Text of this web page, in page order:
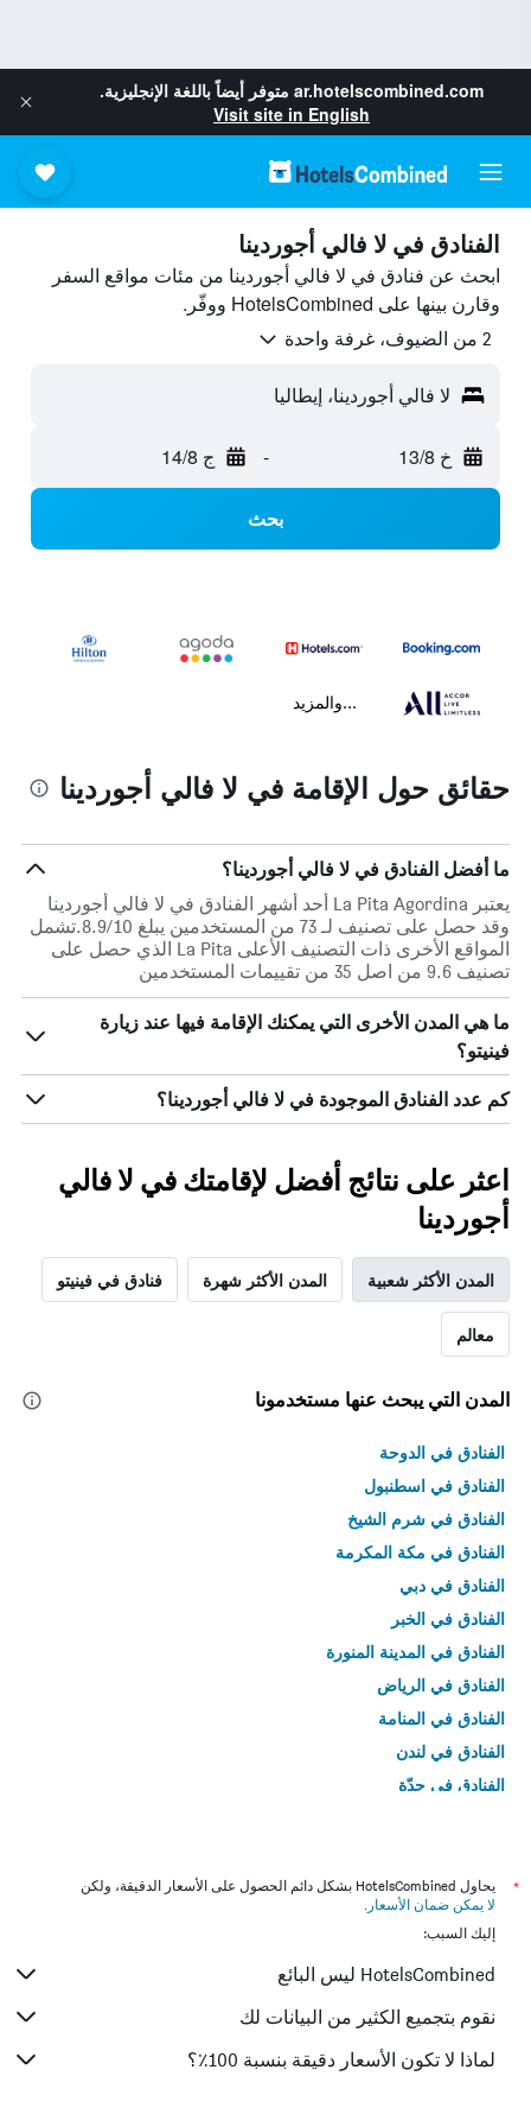
ar.hotelscombined.com متوفر أيضاً باللغة الإنجليزية.
Visit site in English
الفنادق في لا فالي أجوردينا
ابحث عن فنادق في لا فالي أجوردينا من مئات مواقع السفر
وقارن بينها على HotelsCombined ووفّر.
2 من الضيوف، غرفة واحدة
لا فالي أجوردينا، إيطاليا
خ 13/8 - ج 14/8
بحث
...والمزيد
حقائق حول الإقامة في لا فالي أجوردينا
ما أفضل الفنادق في لا فالي أجوردينا؟
يعتبر La Pita Agordina أحد أشهر الفنادق في لا فالي أجوردينا
وقد حصل على تصنيف لـ 73 من المستخدمين يبلغ 8.9/10.تشمل
المواقع الأخرى ذات التصنيف الأعلى La Pita الذي حصل على
تصنيف 9.6 من اصل 35 من تقييمات المستخدمين
ما هي المدن الأخرى التي يمكنك الإقامة فيها عند زيارة
فينيتو؟
كم عدد الفنادق الموجودة في لا فالي أجوردينا؟
اعثر على نتائج أفضل لإقامتك في لا فالي
أجوردينا
المدن الأكثر شعبية المدن الأكثر شهرة فنادق في فينيتو
معالم
المدن التي يبحث عنها مستخدمونا
الفنادق في الدوحة
الفنادق في اسطنبول
الفنادق في شرم الشيخ
الفنادق في مكة المكرمة
الفنادق في دبي
الفنادق في الخبر
الفنادق في المدينة المنورة
الفنادق في الرياض
الفنادق في المنامة
الفنادق في لندن
الفنادق في جدّة
*
يحاول HotelsCombined بشكل دائم الحصول على الأسعار الدقيقة، ولكن
لا يمكن ضمان الأسعار .
إليك السبب:
HotelsCombined ليس البائع
نقوم بتجميع الكثير من البيانات لك
لماذا لا تكون الأسعار دقيقة بنسبة 100٪؟